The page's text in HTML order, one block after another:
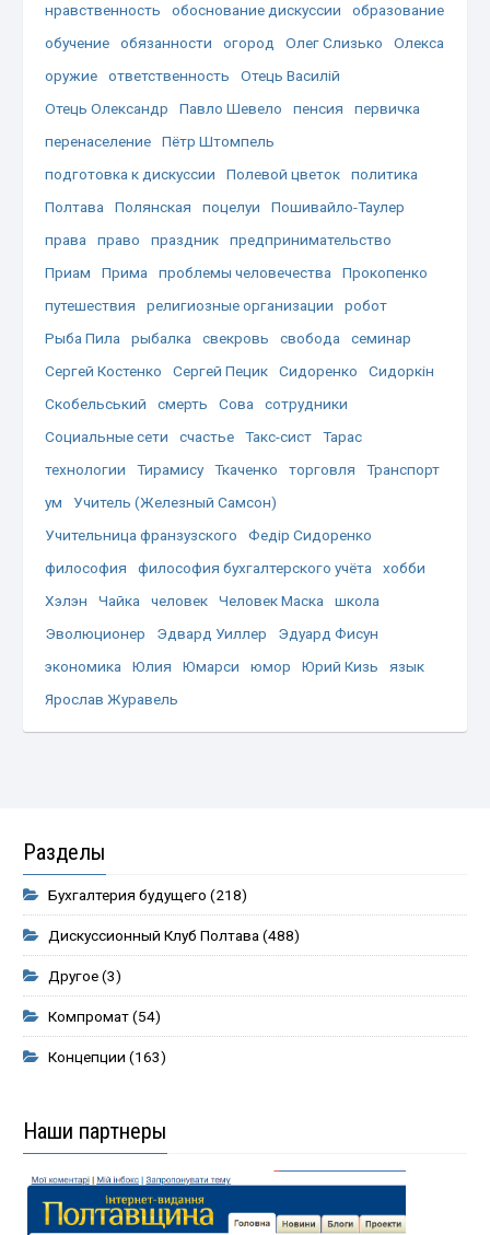
нравственность
обоснование дискуссии
образование
обучение
обязанности огород Олег Слизько
Олекса
оружие
ответственность
Отець Василій
Отець Олександр
Павло Шевело пенсия
первичка
перенаселение
Пётр Штомпель
подготовка к дискуссии
Полевой цветок
политика
Полтава
Полянская поцелуи
Пошивайло-Таулер
права
право праздник
предпринимательство
Приам
Прима проблемы человечества
Прокопенко
путешествия
религиозные организации
робот
Рыба Пила
рыбалка свекровь свобода
семинар
Сергей Костенко
Сергей Пецик Сидоренко
Сидоркін
Скобельський
смерть Сова
сотрудники
Социальные сети
счастье Такс-сист
Тарас
технологии
Тирамису Ткаченко торговля
Транспорт
ум
Учитель (Железный Самсон)
Учительница франзузского
Федір Сидоренко
философия
философия бухгалтерского учёта
хобби
Хэлэн
Чайка человек Человек Маска
школа
Эволюционер
Эдвард Уиллер
Эдуард Фисун
экономика
Юлия Юмарси юмор Юрий Кизь
язык
Ярослав Журавель
Разделы
Бухгалтерия будущего (218)
Дискуссионный Клуб Полтава(488)
Другое(3)
Компромат(54)
Концепции (163)
Наши партнеры